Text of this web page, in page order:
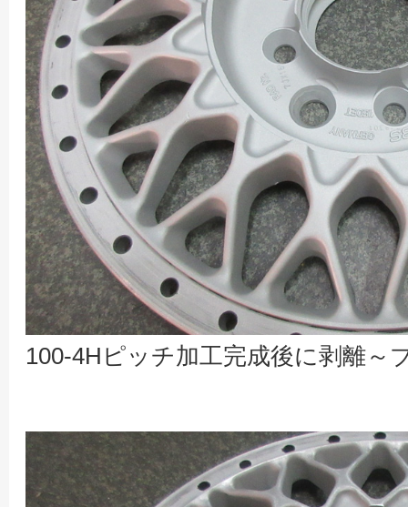
100-4Hピッチ加工完成後に剥離～